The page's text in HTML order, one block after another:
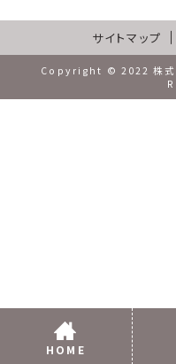
サイトマップ
Copyright © 2022 株
HOME